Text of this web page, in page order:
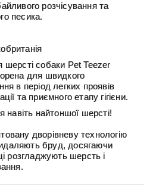
розчісування та
песика.
шерсті собаки Pet Teezer
для швидкого
в період легких проявів
та приємного етапу гігієни.
навіть найтоншої шерсті!
дворівневу технологію
бруд, досягаючи
розгладжують шерсть і